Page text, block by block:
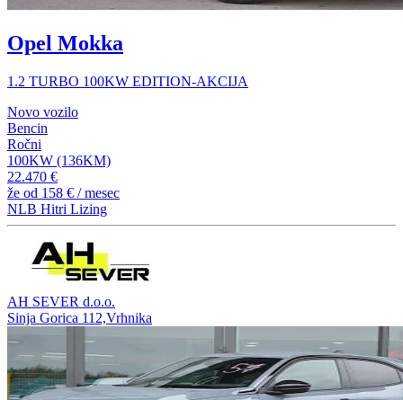
Opel Mokka
1.2 TURBO 100KW EDITION-AKCIJA
Novo vozilo
Bencin
Ročni
100KW (136KM)
22.470 €
že od 158 € / mesec
NLB Hitri Lizing
AH SEVER d.o.o.
Sinja Gorica 112,Vrhnika